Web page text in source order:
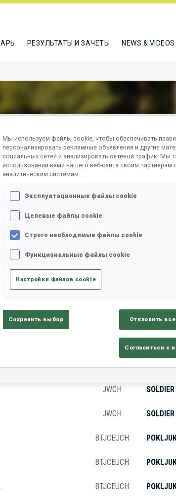
РЕЗУЛЬТАТЫ И ЗАЧЕТЫ NEWS & VIDEOS
PAVLUSHINA KRISTINA
КУБОК МЕСТО
JWCH
JWCH
BTJCEUCH
BTJCEUCH
BTJCEUCH
Мы используем файлы cookie, чтобы обеспечивать
персонализировать рекламные объявления и другие
социальных сетей и анализировать сетевой трафик.
использовании вами нашего веб-сайта своим
аналитическим системам.
Эксплуатационные файлы cookie
Целевые файлы cookie
Строго необходимые файлы cookie
Функциональные файлы cookie
Настройки файлов cookie
Сохранить выбор Отклонить все
Согласиться с